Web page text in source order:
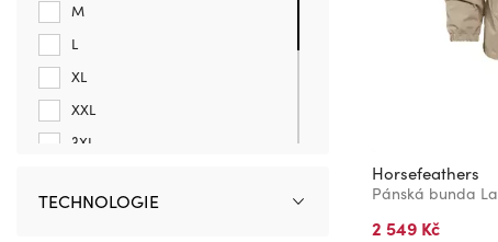
Horsefeathers
2 549 Kč
M
L
XL
XXL
3XL
3XL TALL
TECHNOLOGIE